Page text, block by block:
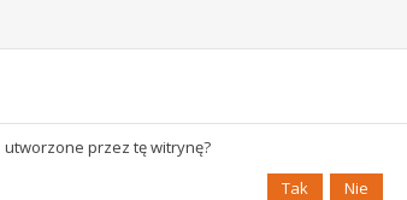
przez tę witrynę?